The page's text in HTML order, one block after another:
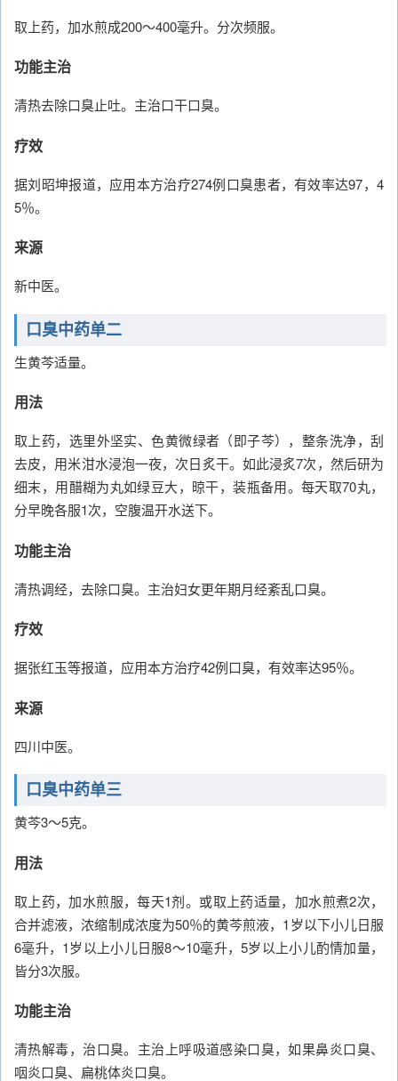
取上药，加水煎成200～400毫升。分次频服。
功能主治
清热去除口臭止吐。主治口干口臭。
疗效
据刘昭坤报道，应用本方治疗274例口臭患者，有效率达97，4
5％。
来源
新中医。
口臭中药单二
生黄芩适量。
用法
取上药，选里外坚实、色黄微绿者（即子芩），整条洗净，刮
去皮，用米泔水浸泡一夜，次日炙干。如此浸炙7次，然后研为
细末，用醋糊为丸如绿豆大，晾干，装瓶备用。每天取70丸，
分早晚各服1次，空腹温开水送下。
功能主治
清热调经，去除口臭。主治妇女更年期月经紊乱口臭。
疗效
据张红玉等报道，应用本方治疗42例口臭，有效率达95％。
来源
四川中医。
口臭中药单三
黄芩3～5克。
用法
取上药，加水煎服，每天1剂。或取上药适量，加水煎煮2次，
合并滤液，浓缩制成浓度为50％的黄芩煎液，1岁以下小儿日服
6毫升，1岁以上小儿日服8～10毫升，5岁以上小儿酌情加量，
皆分3次服。
功能主治
清热解毒，治口臭。主治上呼吸道感染口臭，如果鼻炎口臭、
咽炎口臭、扁桃体炎口臭。